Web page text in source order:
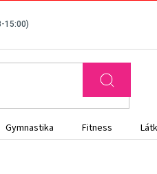
Gymnastika Fitness